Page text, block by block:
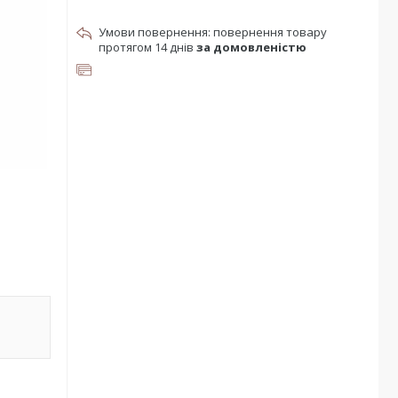
повернення товару
протягом 14 днів за домовленістю